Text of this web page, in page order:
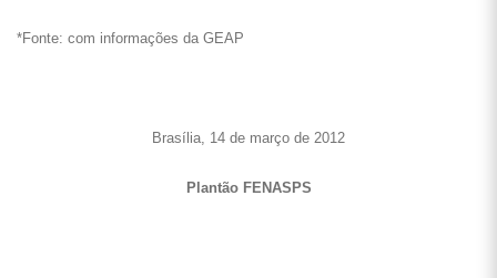
*Fonte: com informações da GEAP
Brasília, 14 de março de 2012
Plantão FENASPS